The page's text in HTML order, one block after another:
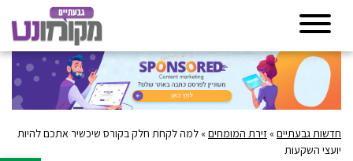
חדשות גבעתיים» זירת המומחים» למה לקחת חלק בקורס שיכשיר אתכם להיות
יועצי השקעות